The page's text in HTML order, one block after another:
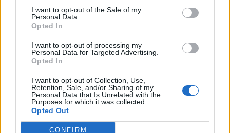
I want to opt-out of the Sale of my
Personal Data.
Opted In
I want to opt-out of processing my
Personal Data for Targeted Advertising.
Opted In
I want to opt-out of Collection, Use,
Retention, Sale, and/or Sharing of my
Personal Data that Is Unrelated with the
Purposes for which it was collected.
Opted Out
CONFIRM
La prima uscita martedì a
«casa» di Gasparri
18/12/2009
È morta Iole Siani, madre di
Maurizio Gasparri Il cordoglio di